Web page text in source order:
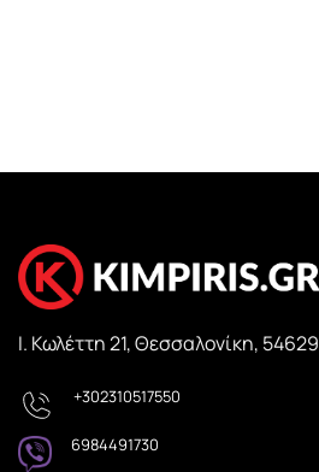
Ι. Κωλέττη 21, Θεσσαλονίκη, 54629
+302310517550
6984491730